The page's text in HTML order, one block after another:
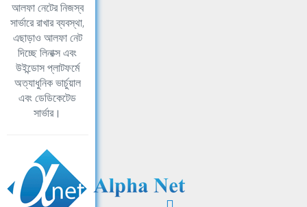
আলফা নেটের নিজস্ব
সার্ভারে রাখার ব্যবস্থা,
এছাড়াও আলফা নেট
দিচ্ছে লিনাক্স এবং
উইন্ডোস প্লাটফর্মে
অত্যাধুনিক ভার্চুয়াল
এবং ডেডিকেটেড
সার্ভার।